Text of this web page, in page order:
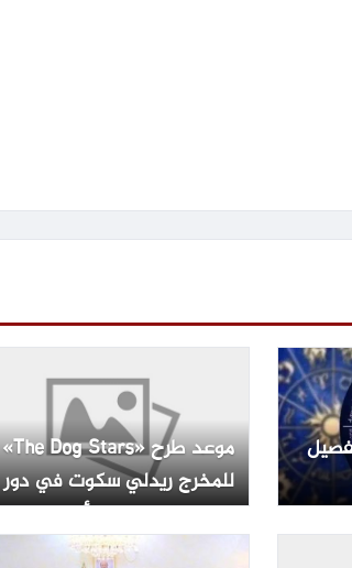
2026 بالتفصيل
موعد طرح «The Dog Stars»
للمخرج ريدلي سكوت في دور
العرض المصرية – الأسبوع